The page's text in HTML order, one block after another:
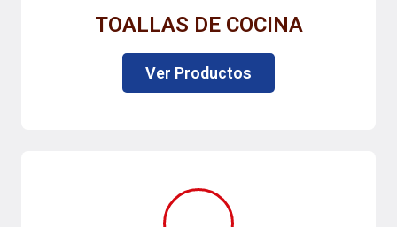
TOALLAS DE COCINA
Ver Productos